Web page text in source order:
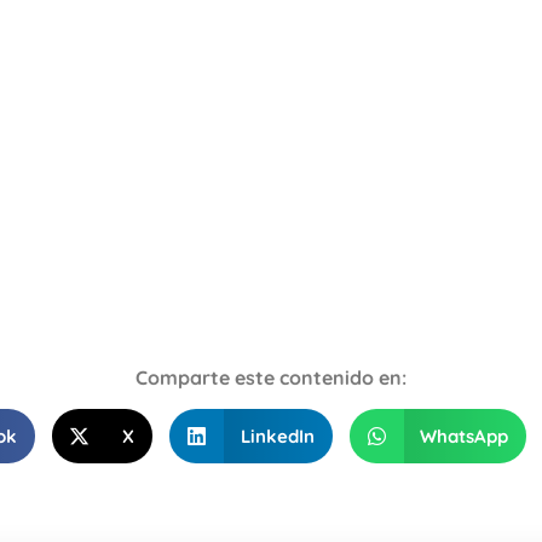
Comparte este contenido en:
X LinkedIn WhatsApp